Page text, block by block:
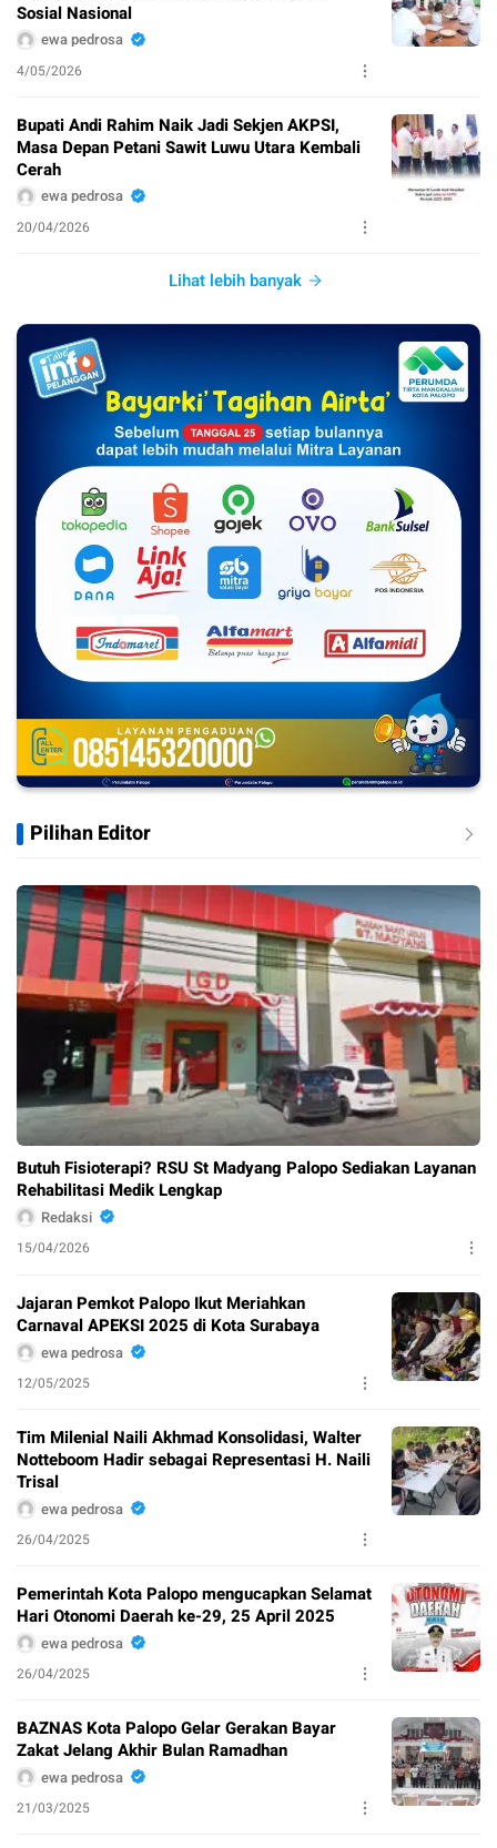
Sosial Nasional
ewa pedrosa
4/05/2026
Bupati Andi Rahim Naik Jadi Sekjen AKPSI,
Masa Depan Petani Sawit Luwu Utara Kembali
Cerah
ewa pedrosa
20/04/2026
Lihat lebih banyak
Pilihan Editor
Butuh Fisioterapi? RSU St Madyang Palopo Sediakan Layanan
Rehabilitasi Medik Lengkap
Redaksi
15/04/2026
Jajaran Pemkot Palopo Ikut Meriahkan
Carnaval APEKSI 2025 di Kota Surabaya
ewa pedrosa
12/05/2025
Tim Milenial Naili Akhmad Konsolidasi, Walter
Notteboom Hadir sebagai Representasi H. Naili
Trisal
ewa pedrosa
26/04/2025
Pemerintah Kota Palopo mengucapkan Selamat
Hari Otonomi Daerah ke-29, 25 April 2025
ewa pedrosa
26/04/2025
BAZNAS Kota Palopo Gelar Gerakan Bayar
Zakat Jelang Akhir Bulan Ramadhan
ewa pedrosa
21/03/2025